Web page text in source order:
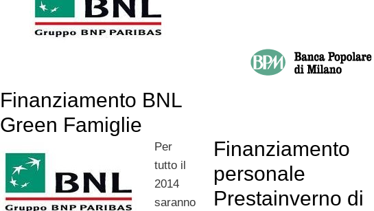
Finanziamento BNL
Green Famiglie
Per
tutto il
2014
saranno
Finanziamento
personale
Prestainverno di